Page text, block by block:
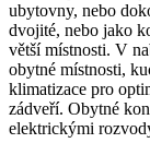
ubytovny, nebo
dvojité, nebo jako
větší místnosti. V
obytné místnosti,
klimatizace pro
zádveří. Obytné
elektrickými